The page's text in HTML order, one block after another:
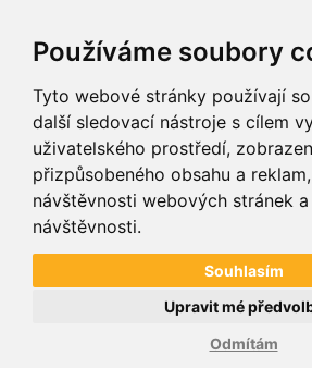
Používáme soubory
Tyto webové stránky používají
další sledovací nástroje s cílem
uživatelského prostředí,
přizpůsobeného obsahu a
návštěvnosti webových stránek
návštěvnosti.
Souhlasím
Odmítám
Upravit mé